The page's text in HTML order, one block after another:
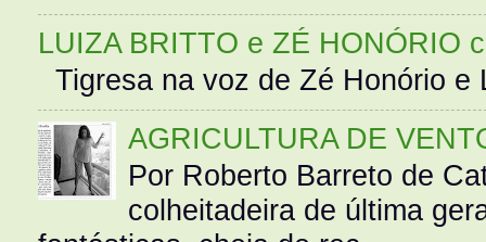
LUIZA BRITTO e ZÉ HONÓRIO
Tigresa na voz de Zé Honório
AGRICULTURA DE
Por Roberto Barreto de
colheitadeira de última